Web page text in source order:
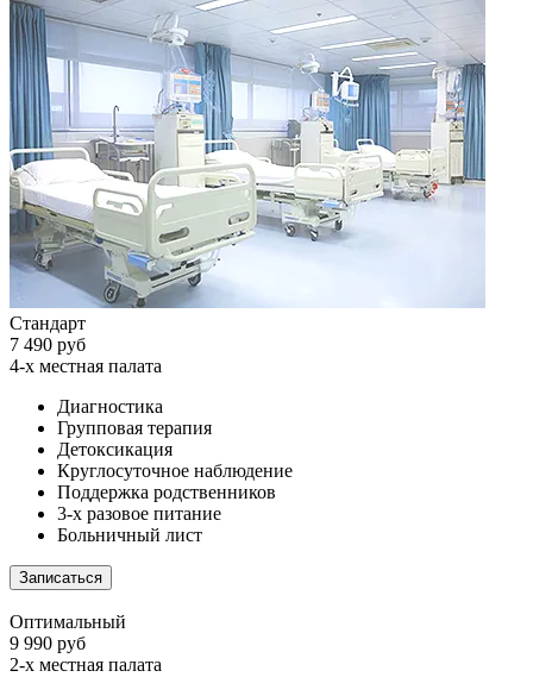
Стандарт
7 490 руб
4-х местная палата
Диагностика
Групповая терапия
Детоксикация
Круглосуточное наблюдение
Поддержка родственников
3-х разовое питание
Больничный лист
Записаться
Оптимальный
9 990 руб
2-х местная палата